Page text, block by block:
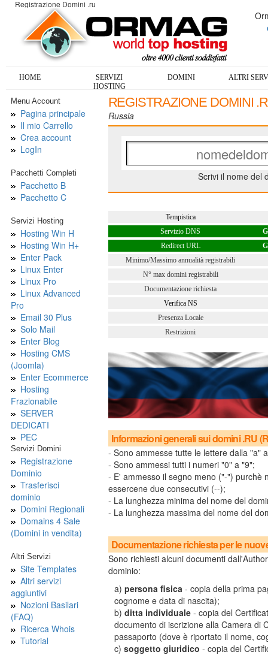
Registrazione Domini .ru
HOME
SERVIZI
HOSTING
DOMINI ALTRI
Menu Account
Pagina principale
Il mio Carrello
Crea account
LogIn
Pacchetti Completi
Pacchetto B
Pacchetto C
Servizi Hosting
Hosting Win H
Hosting Win H+
Enter Pack
Linux Enter
Linux Pro
Linux Advanced
Pro
Email 30 Plus
Solo Mail
Enter Blog
Hosting CMS
(Joomla)
Enter Ecommerce
Hosting
Frazionabile
SERVER
DEDICATI
PEC
Servizi Domini
Registrazione
Dominio
Trasferisci
dominio
Domini Regionali
Domains 4 Sale
(Domini in vendita)
Altri Servizi
Site Templates
Altri servizi
aggiuntivi
Nozioni Basilari
(FAQ)
Ricerca Whois
Tutorial
REGISTRAZIONE DOMINI
Russia
Scrivi il nome del
Tempistica
Servizio DNS
Redirect URL
Minimo/Massimo annualità registrabili
N° max domini registrabili
Documentazione richiesta
Verifica NS
Presenza Locale
Restrizioni
Informazioni generali sui domini .RU
- Sono ammesse tutte le lettere dalla "a"
- Sono ammessi tutti i numeri "0" a "9";
- E' ammesso il segno meno ("-") purchè
essercene due consecutivi (--);
- La lunghezza minima del nome del
- La lunghezza massima del nome del
Documentazione richiesta per le
Sono richiesti alcuni documenti
dominio:
a) persona fisica- copia della prima
cognome e data di nascita);
b) ditta individuale- copia del
documento di iscrizione alla Camera di
passaporto (dove è riportato il nome,
c) soggetto giuridico - copia del